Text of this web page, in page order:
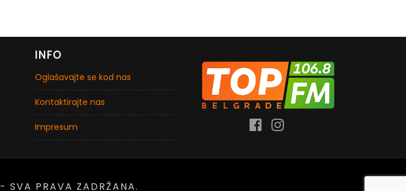
INFO
Oglašavajte se kod nas
Kontaktirajte nas
Impresum
- SVA PRAVA ZADRŽANA.